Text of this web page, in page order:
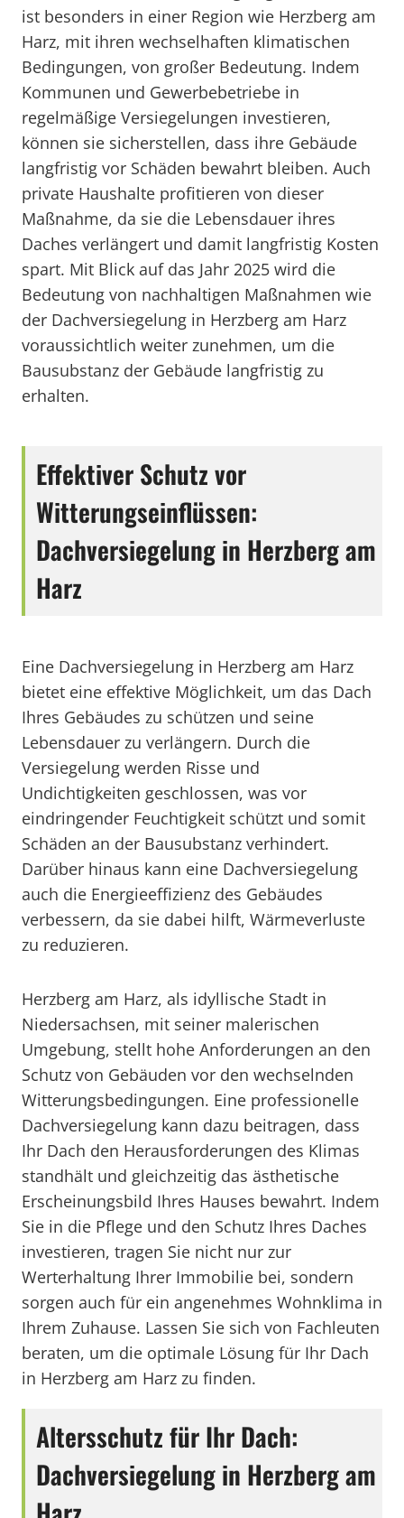
ist besonders in einer Region wie Herzberg am
Harz, mit ihren wechselhaften klimatischen
Bedingungen, von großer Bedeutung. Indem
Kommunen und Gewerbebetriebe in
regelmäßige Versiegelungen investieren,
können sie sicherstellen, dass ihre Gebäude
langfristig vor Schäden bewahrt bleiben. Auch
private Haushalte profitieren von dieser
Maßnahme, da sie die Lebensdauer ihres
Daches verlängert und damit langfristig Kosten
spart. Mit Blick auf das Jahr 2025 wird die
Bedeutung von nachhaltigen Maßnahmen wie
der Dachversiegelung in Herzberg am Harz
voraussichtlich weiter zunehmen, um die
Bausubstanz der Gebäude langfristig zu
erhalten.
Effektiver Schutz vor
Witterungseinflüssen:
Dachversiegelung in Herzberg am
Harz
Eine Dachversiegelung in Herzberg am Harz
bietet eine effektive Möglichkeit, um das Dach
Ihres Gebäudes zu schützen und seine
Lebensdauer zu verlängern. Durch die
Versiegelung werden Risse und
Undichtigkeiten geschlossen, was vor
eindringender Feuchtigkeit schützt und somit
Schäden an der Bausubstanz verhindert.
Darüber hinaus kann eine Dachversiegelung
auch die Energieeffizienz des Gebäudes
verbessern, da sie dabei hilft, Wärmeverluste
zu reduzieren.
Herzberg am Harz, als idyllische Stadt in
Niedersachsen, mit seiner malerischen
Umgebung, stellt hohe Anforderungen an den
Schutz von Gebäuden vor den wechselnden
Witterungsbedingungen. Eine professionelle
Dachversiegelung kann dazu beitragen, dass
Ihr Dach den Herausforderungen des Klimas
standhält und gleichzeitig das ästhetische
Erscheinungsbild Ihres Hauses bewahrt. Indem
Sie in die Pflege und den Schutz Ihres Daches
investieren, tragen Sie nicht nur zur
Werterhaltung Ihrer Immobilie bei, sondern
sorgen auch für ein angenehmes Wohnklima in
Ihrem Zuhause. Lassen Sie sich von Fachleuten
beraten, um die optimale Lösung für Ihr Dach
in Herzberg am Harz zu finden.
Altersschutz für Ihr Dach:
Dachversiegelung in Herzberg am